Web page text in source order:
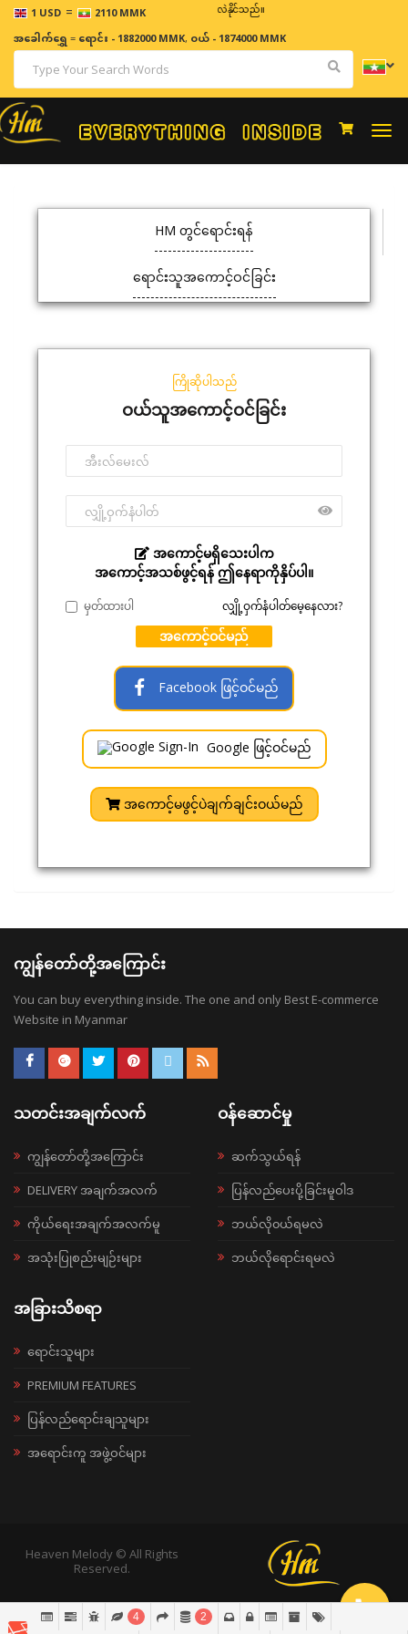
1 USD = 2110 MMK
ဈေးနှုန်းများသည် အချိန်နှင့် အမျှပြောင်းလဲနိုင်သည်။
အခေါက်ရွှေ=ရောင်း - 1882000 MMK, ဝယ် - 1874000 MMK
HM တွင်ရောင်းရန်
ရောင်းသူအကောင့်ဝင်ခြင်း
ကြိုဆိုပါသည်
ဝယ်သူအကောင့်ဝင်ခြင်း
အကောင့်မရှိသေးပါက
အကောင့်အသစ်ဖွင့်ရန် ဤနေရာကိုနှိပ်ပါ။
မှတ်ထားပါ လျှို့ဝှက်နံပါတ်မေ့နေလား?
အကောင့်ဝင်မည်
Facebook ဖြင့်ဝင်မည်
Google ဖြင့်ဝင်မည်
အကောင့်မဖွင့်ပဲချက်ချင်းဝယ်မည်
ကျွန်တော်တို့အကြောင်း
You can buy everything inside. The one and only Best E-commerce
Website in Myanmar
သတင်းအချက်လက်
ကျွန်တော်တို့အကြောင်း
DELIVERY အချက်အလက်
ကိုယ်ရေးအချက်အလက်မူ
အသုံးပြုစည်းမျဉ်းများ
ဝန်ဆောင်မှု
ဆက်သွယ်ရန်
ပြန်လည်ပေးပို့ခြင်းမူဝါဒ
ဘယ်လို၀ယ်ရမလဲ
ဘယ်လိုရောင်းရမလဲ
အခြားသိစရာ
ရောင်းသူများ
PREMIUM FEATURES
ပြန်လည်ရောင်းချသူများ
အရောင်းကူ အဖွဲ့ဝင်များ
Heaven Melody © All Rights
Reserved.
4 2